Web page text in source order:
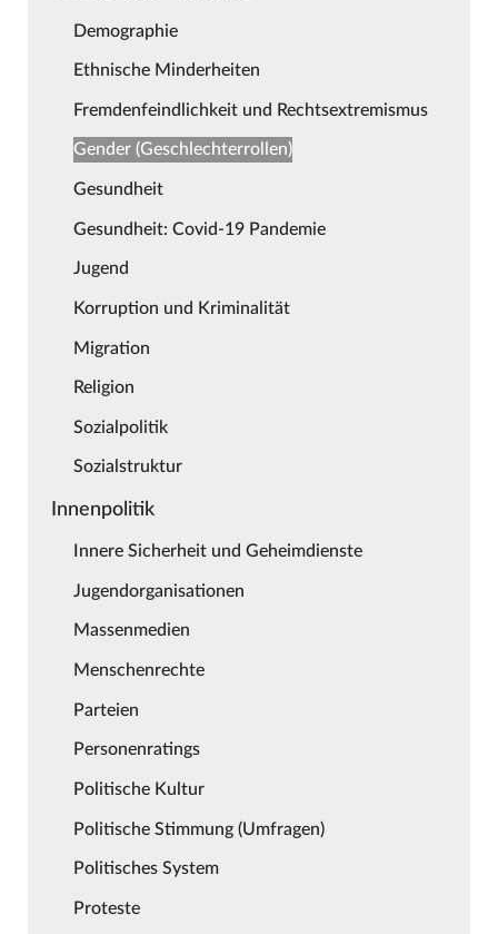
Demographie
Ethnische Minderheiten
Fremdenfeindlichkeit und Rechtsextremismus
Gender (Geschlechterrollen)
Gesundheit
Gesundheit: Covid-19 Pandemie
Jugend
Korruption und Kriminalität
Migration
Religion
Sozialpolitik
Sozialstruktur
Innenpolitik
Innere Sicherheit und Geheimdienste
Jugendorganisationen
Massenmedien
Menschenrechte
Parteien
Personenratings
Politische Kultur
Politische Stimmung (Umfragen)
Politisches System
Proteste